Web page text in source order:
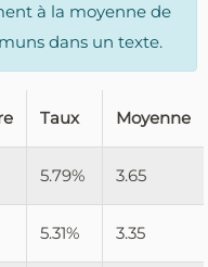
à la moyenne de
dans un texte.
Taux Moyenne
5.79% 3.65
5.31% 3.35